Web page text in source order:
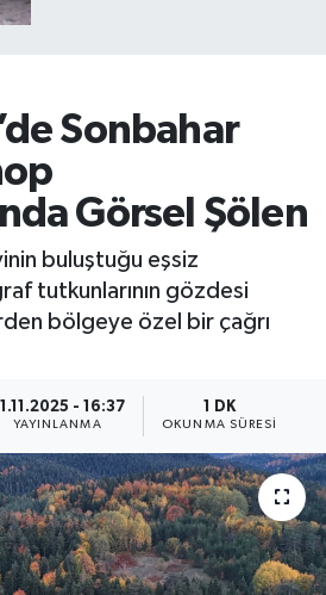
Sonbahar
Görsel Şölen
buluştuğu eşsiz
tutkunlarının gözdesi
bölgeye özel bir çağrı
- 16:37
YAYINLANMA
1 DK
OKUNMA SÜRESI